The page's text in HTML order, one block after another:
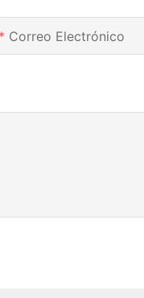
Correo Electrónico